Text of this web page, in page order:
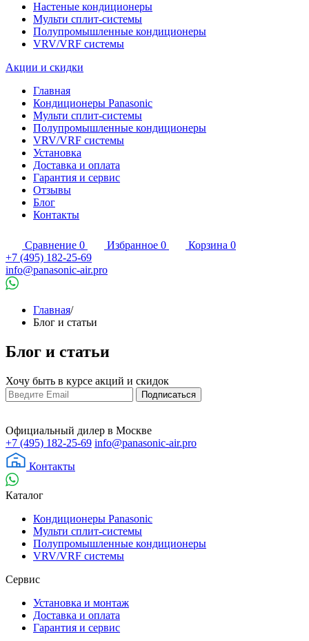
Настеные кондиционеры
Мульти сплит-системы
Полупромышленные кондиционеры
VRV/VRF системы
Акции и скидки
Главная
Кондиционеры Panasonic
Мульти сплит-системы
Полупромышленные кондиционеры
VRV/VRF системы
Установка
Доставка и оплата
Гарантия и сервис
Отзывы
Блог
Контакты
Сравнение 0 Избранное 0 Корзина 0
+7 (495) 182-25-69
info@panasonic-air.pro
Главная/
Блог и статьи
Блог и статьи
Хочу быть в курсе акций и скидок
Официальный дилер в Москве
+7 (495) 182-25-69 info@panasonic-air.pro
Контакты
Каталог
Кондиционеры Panasonic
Мульти сплит-системы
Полупромышленные кондиционеры
VRV/VRF системы
Сервис
Установка и монтаж
Доставка и оплата
Гарантия и сервис